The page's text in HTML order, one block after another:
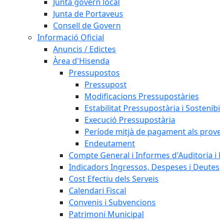
Junta de Portaveus
Consell de Govern
Informació Oficial
Anuncis / Edictes
Àrea d'Hisenda
Pressupostos
Pressupost
Modificacions Pressupostàries
Estabilitat Pressupostària i
Execució Pressupostària
Període mitjà de pagament als
Endeutament
Compte General i Informes d'Auditoria i
Indicadors Ingressos, Despeses i Deutes
Cost Efectiu dels Serveis
Calendari Fiscal
Convenis i Subvencions
Patrimoni Municipal